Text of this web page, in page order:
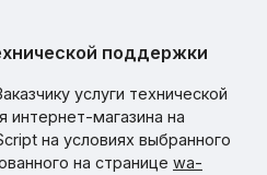
поддержки
услуги технической
магазина на
на условиях выбранного
на странице wa-